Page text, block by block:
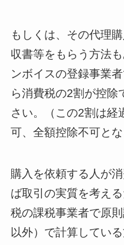
もしくは、その代理
収書等をもらう方法
ンボイスの登録事業
ら消費税の2割が控除
さい。（この2割は経
可、全額控除不可とな
購入を依頼する人が
ば取引の実質を考え
税の課税事業者で原
以外）で計算してい